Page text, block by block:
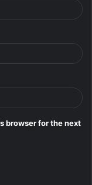
browser for the next